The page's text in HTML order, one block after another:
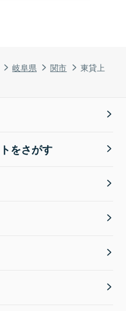
岐阜県 関市 東貸上
をさがす